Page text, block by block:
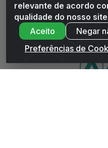
relevante de acordo
qualidade do nosso
Aceito
Negar
Preferências de
Andrade Distribuidor -
Arapiraca/AL - CEP 57319-